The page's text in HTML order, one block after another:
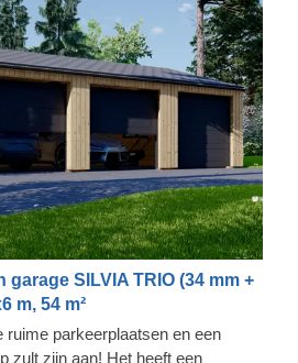
SILVIA TRIO (34 mm +
m, 54 m²
ruime parkeerplaatsen en een
zult zijn aan! Het heeft een